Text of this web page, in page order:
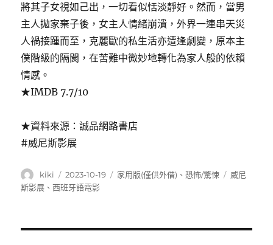
將其子女視如己出，一切看似恬淡靜好。然而，當男
主人拋家棄子後，女主人情緒崩潰，外界一連串天災
人禍接踵而至，克麗歐的私生活亦遭逢劇變，原本主
僕階級的隔閡，在苦難中微妙地轉化為家人般的依賴
情感。
★IMDB 7.7/10
★資料來源：誠品網路書店
#威尼斯影展
作
者
kiki
發
佈
2023-10-19
分
家用版(僅供外借) 、恐怖/驚悚
標
威尼
斯影展 、西班牙語電影